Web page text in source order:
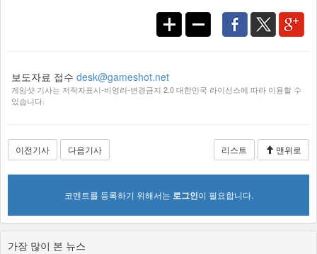
보도자료 접수 desk@gameshot.net
게임샷 기사는 저작자표시-비영리-변경금지 2.0 대한민국 라이선스에 따라 이용할 수
있습니다.
이전기사 다음기사 리스트 맨위로
코멘트를 등록하기 위해서는 로그인이 필요합니다.
가장 많이 본 뉴스